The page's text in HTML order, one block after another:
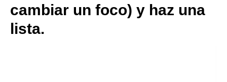
cambiar un foco) y haz una
lista.